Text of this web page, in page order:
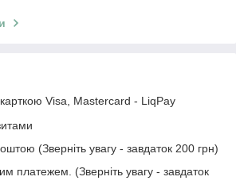
Visa, Mastercard - LiqPay
(Зверніть увагу - завдаток 200 грн)
платежем. (Зверніть увагу - завдаток